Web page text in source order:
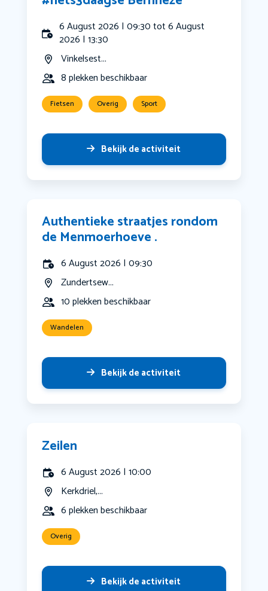
6 August 2026 | 09:30 tot 6 August
2026 | 13:30
Vinkelsest...
8 plekken beschikbaar
Fietsen Overig Sport
Bekijk de activiteit
Authentieke straatjes rondom
de Menmoerhoeve .
6 August 2026 | 09:30
Zundertsew...
10 plekken beschikbaar
Wandelen
Bekijk de activiteit
Zeilen
6 August 2026 | 10:00
Kerkdriel,...
6 plekken beschikbaar
Overig
Bekijk de activiteit